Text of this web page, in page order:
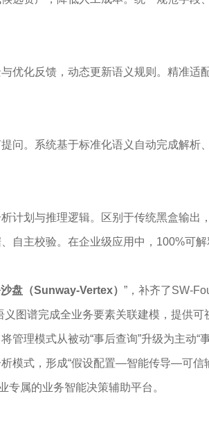
优化反馈，动态更新语义规则。精准适
问。系统基于标准化语义自动完成解析
计划与推理逻辑。区别于传统黑盒输出
自主校验。在企业级应用中，100%可解
盘（Sunway-Vertex） ”，补齐了SW-
义图谱完成全业务要素关联建模，提供
管理模式从被动“事后查询”升级为主动“
模式，形成“假设配置—智能传导—可
专属的业务智能决策辅助平台。